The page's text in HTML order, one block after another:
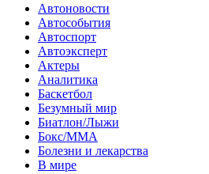
Автоновости
Автособытия
Автоспорт
Автоэксперт
Актеры
Аналитика
Баскетбол
Безумный мир
Биатлон/Лыжи
Бокс/MMA
Болезни и лекарства
В мире